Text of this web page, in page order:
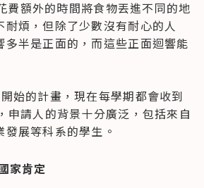
費額外的時間將食物丟進不同的地
煩，但除了少數沒有耐心的人
多半是正面的，而這些正面迴響能
始的計畫，現在每學期都會收到
申請人的背景十分廣泛，包括來自
展等科系的學生。
家肯定